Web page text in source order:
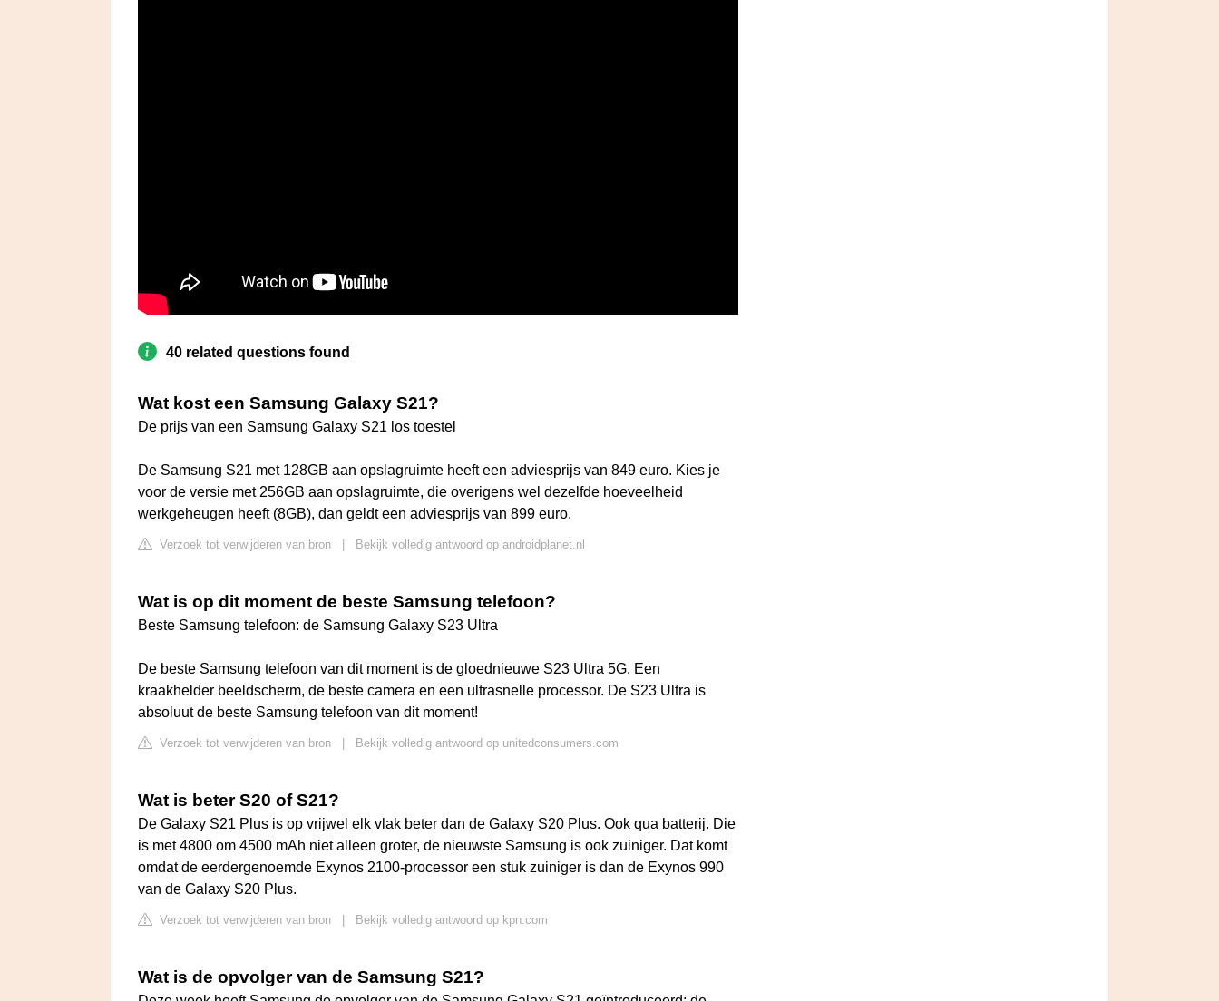
40 related questions found
Wat kost een Samsung Galaxy S21?
De prijs van een Samsung Galaxy S21 los toestel
De Samsung S21 met 128GB aan opslagruimte heeft een adviesprijs van 849 euro. Kies je
voor de versie met 256GB aan opslagruimte, die overigens wel dezelfde hoeveelheid
werkgeheugen heeft (8GB), dan geldt een adviesprijs van 899 euro.
Verzoek tot verwijderen van bron Bekijk volledig antwoord op androidplanet.nl
Wat is op dit moment de beste Samsung telefoon?
Beste Samsung telefoon: de Samsung Galaxy S23 Ultra
De beste Samsung telefoon van dit moment is de gloednieuwe S23 Ultra 5G. Een
kraakhelder beeldscherm, de beste camera en een ultrasnelle processor. De S23 Ultra is
absoluut de beste Samsung telefoon van dit moment!
Verzoek tot verwijderen van bron Bekijk volledig antwoord op unitedconsumers.com
Wat is beter S20 of S21?
De Galaxy S21 Plus is op vrijwel elk vlak beter dan de Galaxy S20 Plus. Ook qua batterij. Die
is met 4800 om 4500 mAh niet alleen groter, de nieuwste Samsung is ook zuiniger. Dat komt
omdat de eerdergenoemde Exynos 2100-processor een stuk zuiniger is dan de Exynos 990
van de Galaxy S20 Plus.
Verzoek tot verwijderen van bron Bekijk volledig antwoord op kpn.com
Wat is de opvolger van de Samsung S21?